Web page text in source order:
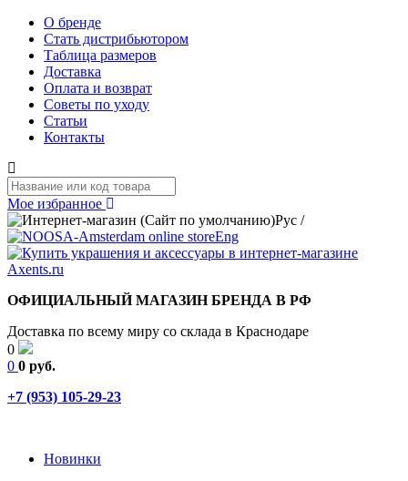
О бренде
Стать дистрибьютором
Таблица размеров
Доставка
Оплата и возврат
Советы по уходу
Статьи
Контакты
Мое избранное
Рус /
Eng
ОФИЦИАЛЬНЫЙ МАГАЗИН БРЕНДА В РФ
Доставка по всему миру со склада в Краснодаре
0
0 0 руб.
+7 (953) 105-29-23
Новинки